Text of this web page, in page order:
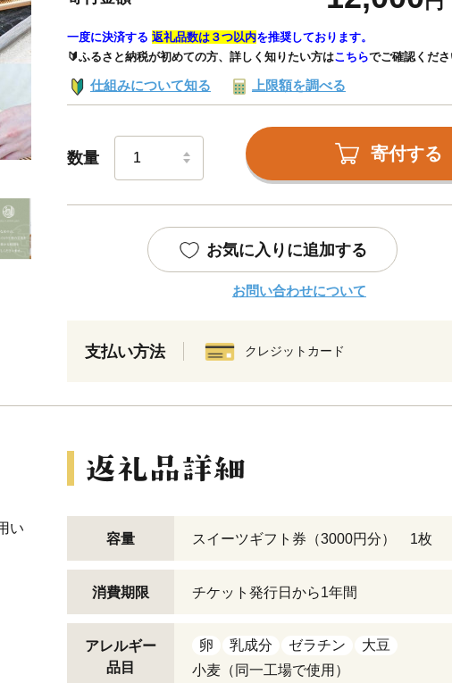
一度に決済する 返礼品数は３つ以内を推奨しております。
🔰ふるさと納税が初めての方、詳しく知りたい方はこちらでご確認くださ
仕組みについて知る 上限額を調べる
数量 寄付する
お気に入りに追加する
お問い合わせについて
支払い方法 クレジットカード
い
容量 スイーツギフト券（3000円分） 1枚
消費期限 チケット発行日から1年間
アレルギー
品目
卵 乳成分 ゼラチン
大豆
小麦（同一工場で使用）